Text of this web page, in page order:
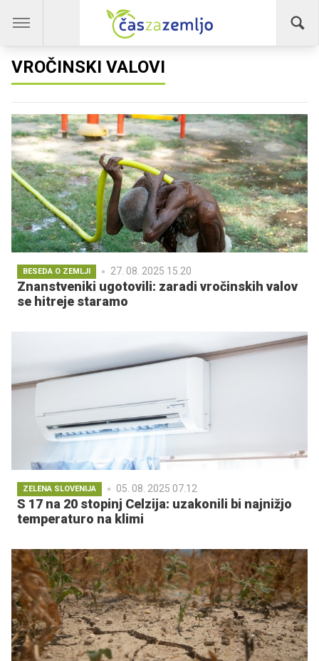
VROČINSKI VALOVI
BESEDA O ZEMLJI 27. 08. 2025 15.20
Znanstveniki ugotovili: zaradi vročinskih valov
se hitreje staramo
ZELENA SLOVENIJA 05. 08. 2025 07.12
S 17 na 20 stopinj Celzija: uzakonili bi najnižjo
temperaturo na klimi